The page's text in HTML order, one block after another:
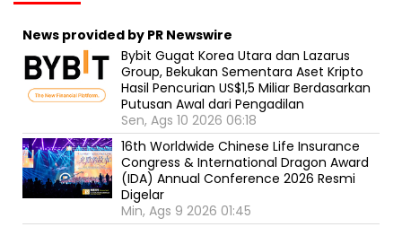
News provided by PR Newswire
Bybit Gugat Korea Utara dan Lazarus
Group, Bekukan Sementara Aset Kripto
Hasil Pencurian US$1,5 Miliar Berdasarkan
Putusan Awal dari Pengadilan
Sen, Ags 10 2026 06:18
16th Worldwide Chinese Life Insurance
Congress & International Dragon Award
(IDA) Annual Conference 2026 Resmi
Digelar
Min, Ags 9 2026 01:45